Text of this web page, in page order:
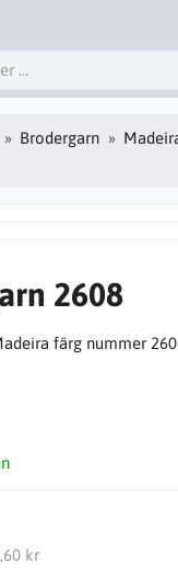
Brodergarn
2608
färg nummer
kr